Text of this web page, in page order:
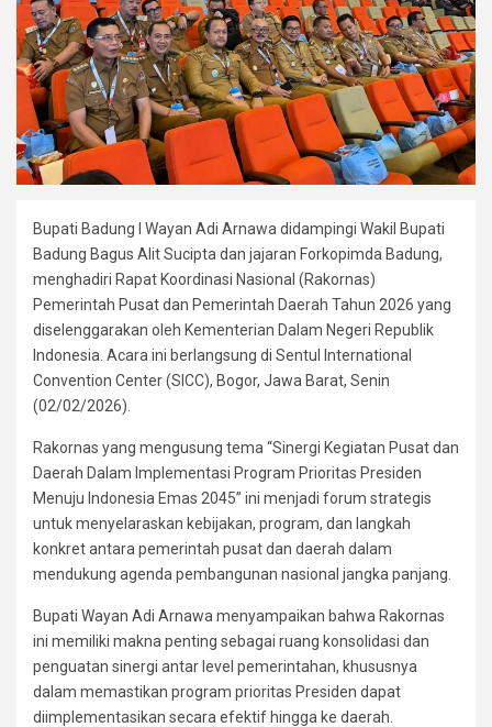
Bupati Badung I Wayan Adi Arnawa didampingi Wakil Bupati
Badung Bagus Alit Sucipta dan jajaran Forkopimda Badung,
menghadiri Rapat Koordinasi Nasional (Rakornas)
Pemerintah Pusat dan Pemerintah Daerah Tahun 2026 yang
diselenggarakan oleh Kementerian Dalam Negeri Republik
Indonesia. Acara ini berlangsung di Sentul International
Convention Center (SICC), Bogor, Jawa Barat, Senin
(02/02/2026).
Rakornas yang mengusung tema “Sinergi Kegiatan Pusat dan
Daerah Dalam Implementasi Program Prioritas Presiden
Menuju Indonesia Emas 2045” ini menjadi forum strategis
untuk menyelaraskan kebijakan, program, dan langkah
konkret antara pemerintah pusat dan daerah dalam
mendukung agenda pembangunan nasional jangka panjang.
Bupati Wayan Adi Arnawa menyampaikan bahwa Rakornas
ini memiliki makna penting sebagai ruang konsolidasi dan
penguatan sinergi antar level pemerintahan, khususnya
dalam memastikan program prioritas Presiden dapat
diimplementasikan secara efektif hingga ke daerah.